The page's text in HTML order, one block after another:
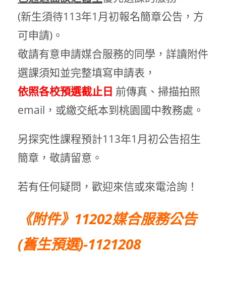
(新生須待113年1月初報名簡章公告，方
可申請)。
敬請有意申請媒合服務的同學，詳讀附件
選課須知並完整填寫申請表，
依照各校預選截止日 前傳真、掃描拍照
email，或繳交紙本到桃園國中教務處。
另探究性課程預計113年1月初公告招生
簡章，敬請留意。
若有任何疑問，歡迎來信或來電洽詢！
《附件》 11202媒合服務公告
(舊生預選)-1121208